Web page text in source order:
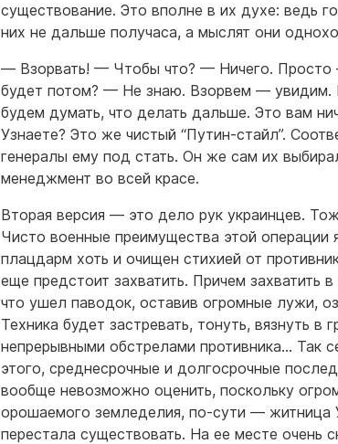
существование. Это вполне в их духе: ведь
них не дальше получаса, а мыслят они
— Взорвать! — Чтобы что? — Ничего. Просто
будет потом? — Не знаю. Взорвем — увидим.
будем думать, что делать дальше. Это вам
Узнаете? Это же чистый “Путин-стайл”.
генералы ему под стать. Он же сам их
менеджмент во всей красе.
Вторая версия — это дело рук украинцев.
Чисто военные преимущества этой операции
плацдарм хоть и очищен стихией от
еще предстоит захватить. Причем захватить
что ушел паводок, оставив огромные лужи,
Техника будет застревать, тонуть, вязнуть в
непрерывными обстрелами противника… Так
этого, среднесрочные и долгосрочные
вообще невозможно оценить, поскольку
орошаемого земледелия, по-сути — житница
перестала существовать. На ее месте очень